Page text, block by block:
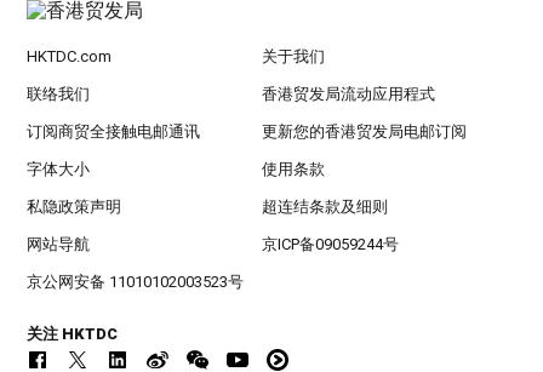
HKTDC.com 关于我们
联络我们 香港贸发局流动应用程式
订阅商贸全接触电邮通讯 更新您的香港贸发局电邮订阅
字体大小 使用条款
私隐政策声明 超连结条款及细则
网站导航 京ICP备09059244号
京公网安备 11010102003523号
关注 HKTDC